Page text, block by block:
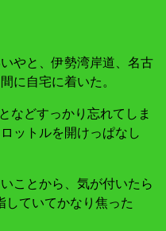
やと、伊勢湾岸道、名古
に自宅に着いた。
などすっかり忘れてしま
ットルを開けっぱなし
ことから、気が付いたら
ていてかなり焦った